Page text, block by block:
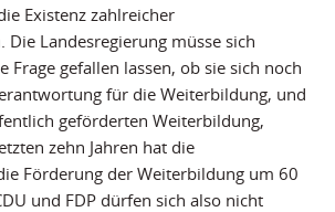
Existenz zahlreicher
Die Landesregierung müsse sich
Frage gefallen lassen, ob sie sich noch
für die Weiterbildung, und
geförderten Weiterbildung,
zehn Jahren hat die
Förderung der Weiterbildung um 60
und FDP dürfen sich also nicht